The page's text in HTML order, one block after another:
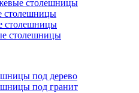
столешницы
столешницы
столешницы
столешницы
под дерево
под гранит